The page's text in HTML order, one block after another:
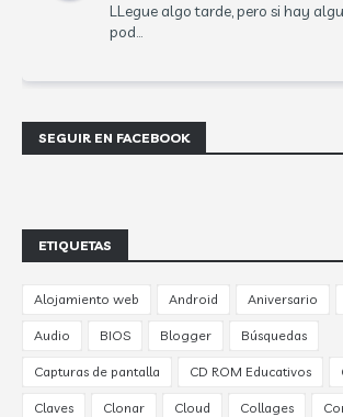
LLegue algo tarde, pero si hay
pod...
SEGUIR EN FACEBOOK
ETIQUETAS
Alojamiento web Android Aniversario
Audio BIOS Blogger Búsquedas
Capturas de pantalla CD ROM Educativos
Claves Clonar Cloud Collages